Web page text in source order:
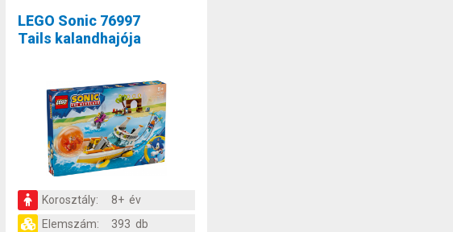
LEGO Sonic 76997
Tails kalandhajója
Korosztály:
8+ év
Elemszám:
393 db